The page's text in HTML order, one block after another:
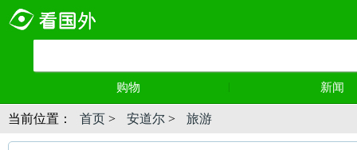
购物 新闻
当前位置： 首页 > 安道尔 > 旅游